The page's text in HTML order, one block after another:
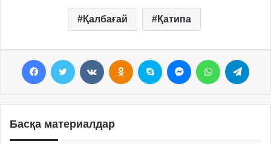
Қалбағай Қатипа
Басқа материалдар